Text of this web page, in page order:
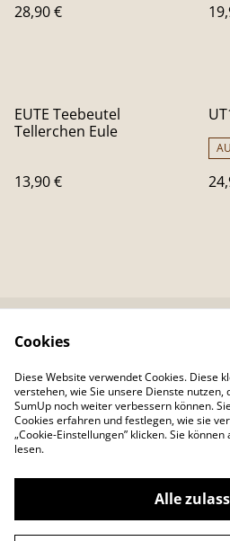
28,90 €
EUTE Teebeutel
Tellerchen Eule
13,90 €
Kontaktieren Sie uns
Datenschutzbestimm
ungen von SumUp
©2026Colour Your Day
Cookies
Diese Website verwendet Cookies. Diese
verstehen, wie Sie unsere Dienste
SumUp noch weiter verbessern können.
Cookies erfahren und festlegen, wie sie
„Cookie-Einstellungen” klicken. Sie
lesen.
Alle